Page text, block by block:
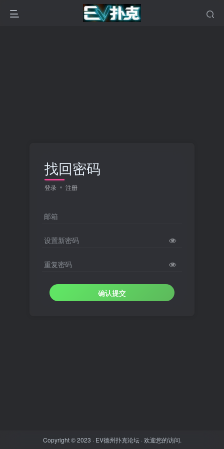
找回密码
登录 注册
邮箱
设置新密码
重复密码
确认提交
Copyright © 2023 · EV德州扑克论坛· 欢迎您的访问.